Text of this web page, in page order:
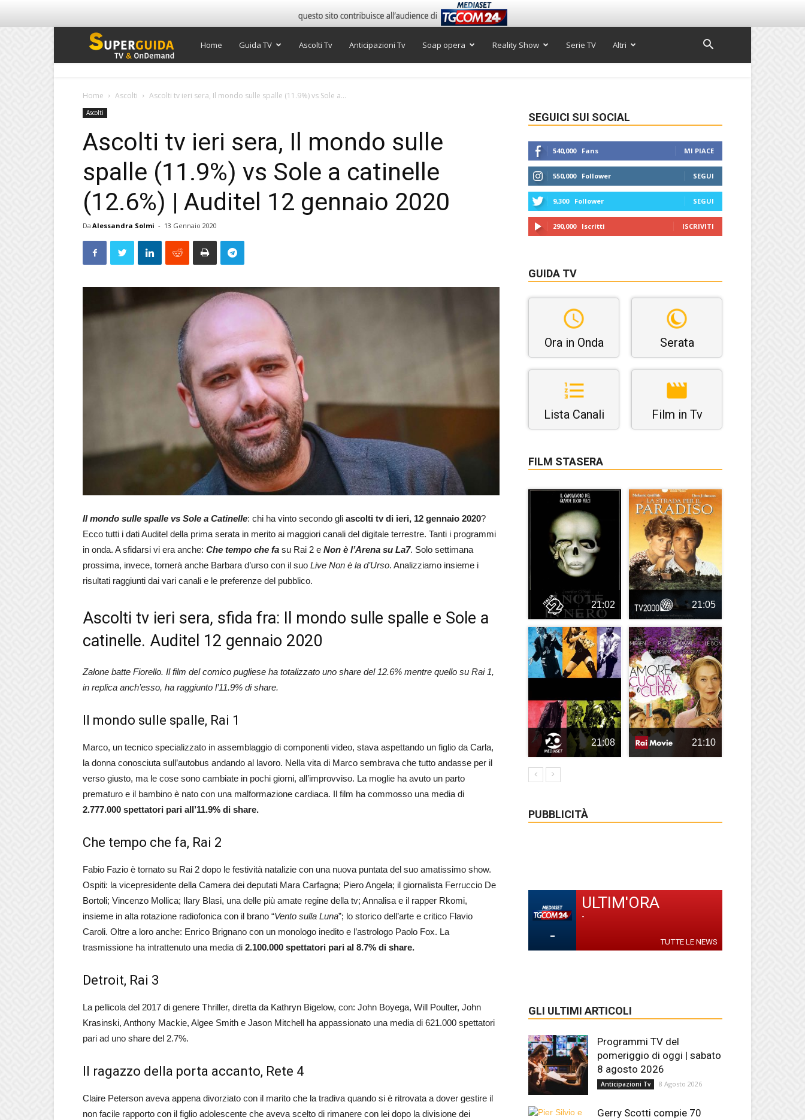
Super
Home Guida TV Ascolti Tv Anticipazioni Tv Soap opera Reality Show Serie TV Altri
Home Ascolti Ascolti tv ieri sera, Il mondo sulle spalle (11.9%) vs Sole a...
Ascolti
Ascolti tv ieri sera, Il mondo sulle
spalle (11.9%) vs Sole a catinelle
(12.6%) | Auditel 12 gennaio 2020
Da Alessandra Solmi - 13 Gennaio 2020
Il mondo sulle spalle vs Sole a Catinelle: chi ha vinto secondo gli ascolti tv di ieri, 12 gennaio 2020?
Ecco tutti i dati Auditel della prima serata in merito ai maggiori canali del digitale terrestre. Tanti i programmi
in onda. A sfidarsi vi era anche: Che tempo che fa su Rai 2 e Non è l’Arena su La7. Solo settimana
prossima, invece, tornerà anche Barbara d’urso con il suo Live Non è la d’Urso. Analizziamo insieme i
risultati raggiunti dai vari canali e le preferenze del pubblico.
Ascolti tv ieri sera, sfida fra: Il mondo sulle spalle e Sole a
catinelle. Auditel 12 gennaio 2020
Zalone batte Fiorello. Il film del comico pugliese ha totalizzato uno share del 12.6% mentre quello su Rai 1,
in replica anch’esso, ha raggiunto l’11.9% di share.
Il mondo sulle spalle, Rai 1
Marco, un tecnico specializzato in assemblaggio di componenti video, stava aspettando un figlio da Carla,
la donna conosciuta sull’autobus andando al lavoro. Nella vita di Marco sembrava che tutto andasse per il
verso giusto, ma le cose sono cambiate in pochi giorni, all’improvviso. La moglie ha avuto un parto
prematuro e il bambino è nato con una malformazione cardiaca. Il film ha commosso una media di
2.777.000 spettatori pari all’11.9% di share.
Che tempo che fa, Rai 2
Fabio Fazio è tornato su Rai 2 dopo le festività natalizie con una nuova puntata del suo amatissimo show.
Ospiti: la vicepresidente della Camera dei deputati Mara Carfagna; Piero Angela; il giornalista Ferruccio De
Bortoli; Vincenzo Mollica; Ilary Blasi, una delle più amate regine della tv; Annalisa e il rapper Rkomi,
insieme in alta rotazione radiofonica con il brano “Vento sulla Luna”; lo storico dell’arte e critico Flavio
Caroli. Oltre a loro anche: Enrico Brignano con un monologo inedito e l’astrologo Paolo Fox. La
trasmissione ha intrattenuto una media di 2.100.000 spettatori pari al 8.7% di share.
Detroit, Rai 3
La pellicola del 2017 di genere Thriller, diretta da Kathryn Bigelow, con: John Boyega, Will Poulter, John
Krasinski, Anthony Mackie, Algee Smith e Jason Mitchell ha appassionato una media di 621.000 spettatori
pari ad uno share del 2.7%.
Il ragazzo della porta accanto, Rete 4
Claire Peterson aveva appena divorziato con il marito che la tradiva quando si è ritrovata a dover gestire il
non facile rapporto con il figlio adolescente che aveva scelto di rimanere con lei dopo la divisione dei
SEGUICI SUI SOCIAL
540,000 Fans MI PIACE
550,000 Follower SEGUI
9,300 Follower SEGUI
290,000 Iscritti ISCRIVITI
GUIDA TV
Ora in Onda Serata
Lista Canali Film in Tv
FILM STASERA
21:02 21:05
21:08 21:10
PUBBLICITÀ
-
ULTIM'ORA
-
TUTTE LE NEWS
GLI ULTIMI ARTICOLI
Programmi TV del
pomeriggio di oggi | sabato
8 agosto 2026
Anticipazioni Tv 8 Agosto 2026
Gerry Scotti compie 70